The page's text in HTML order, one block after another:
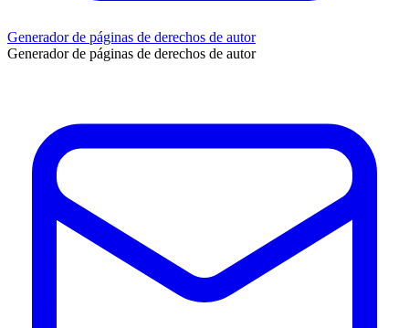
Generador de páginas de derechos de autor
Generador de páginas de derechos de autor